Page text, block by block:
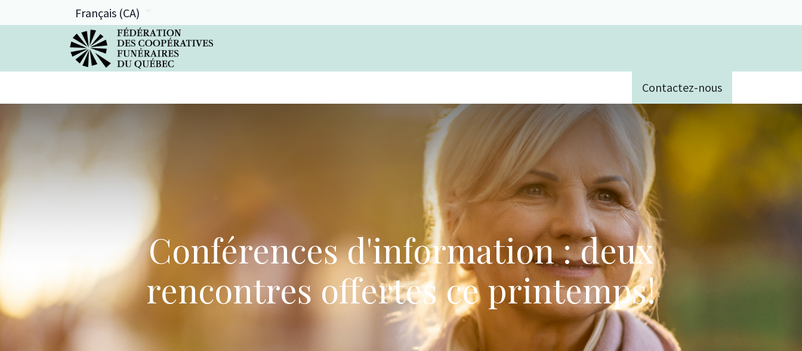
Français (CA)
Contactez-nous
Conférences d'information : deux
rencontres offertes ce printemps!